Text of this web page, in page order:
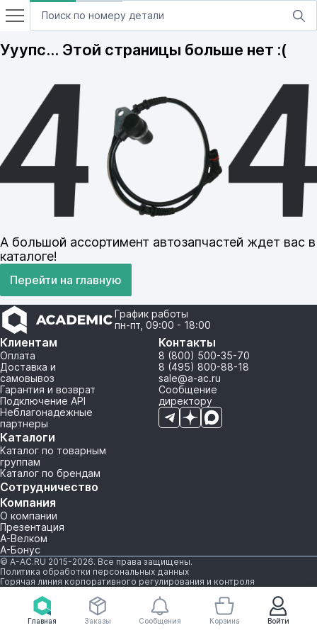
Главная Войти
Заказы Сообщения Корзина
Ууупс… Этой страницы больше нет :(
А большой ассортимент автозапчастей ждет вас в
каталоге!
Перейти на главную
График работы
пн-пт, 09:00 - 18:00
Клиентам
Оплата
Доставка и
самовывоз
Гарантия и возврат
Подключение API
Неблагонадежные
партнеры
Каталоги
Каталог по товарным
группам
Каталог по брендам
Сотрудничество
Компания
О компании
Презентация
А-Велком
А-Бонус
Контакты
8 (800) 500-35-70
8 (495) 800-88-18
sale@a-ac.ru
Сообщение
директору
© A-AC.RU 2015-2026. Все права защищены.
Политика обработки персональных данных
Горячая линия корпоративного регулирования и контроля